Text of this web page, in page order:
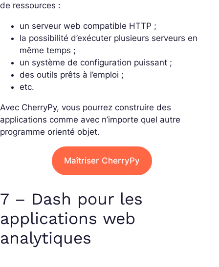
de ressources :
un serveur web compatible HTTP ;
la possibilité d’exécuter plusieurs serveurs en
même temps ;
un système de configuration puissant ;
des outils prêts à l’emploi ;
etc.
Avec CherryPy, vous pourrez construire des
applications comme avec n’importe quel autre
programme orienté objet.
Maîtriser CherryPy
7 – Dash pour les
applications web
analytiques